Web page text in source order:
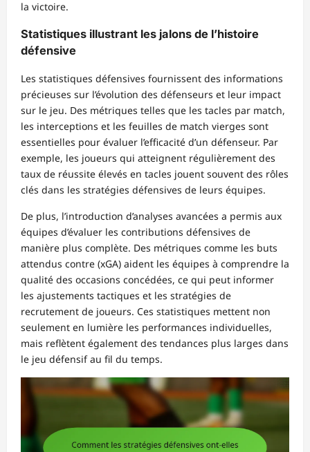
la victoire.
Statistiques illustrant les jalons de l’histoire
défensive
Les statistiques défensives fournissent des informations
précieuses sur l’évolution des défenseurs et leur impact
sur le jeu. Des métriques telles que les tacles par match,
les interceptions et les feuilles de match vierges sont
essentielles pour évaluer l’efficacité d’un défenseur. Par
exemple, les joueurs qui atteignent régulièrement des
taux de réussite élevés en tacles jouent souvent des rôles
clés dans les stratégies défensives de leurs équipes.
De plus, l’introduction d’analyses avancées a permis aux
équipes d’évaluer les contributions défensives de
manière plus complète. Des métriques comme les buts
attendus contre (xGA) aident les équipes à comprendre la
qualité des occasions concédées, ce qui peut informer
les ajustements tactiques et les stratégies de
recrutement de joueurs. Ces statistiques mettent non
seulement en lumière les performances individuelles,
mais reflètent également des tendances plus larges dans
le jeu défensif au fil du temps.